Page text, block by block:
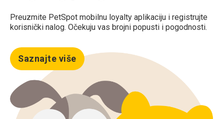
Preuzmite PetSpot mobilnu loyalty aplikaciju i registrujte
korisnički nalog. Očekuju vas brojni popusti i pogodnosti.
Saznajte više